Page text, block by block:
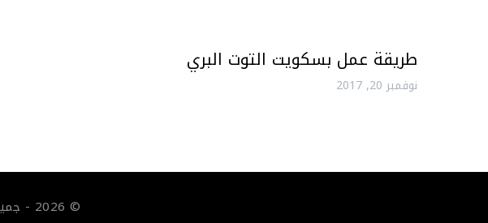
طريقة عمل بسكويت التوت البري
نوفمبر 20, 2017
© 2026 - جميع الحقوق محفوظة لموقع الراقية